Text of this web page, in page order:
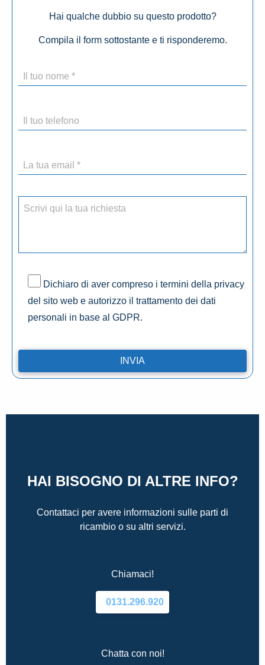
Hai qualche dubbio su questo prodotto?
Compila il form sottostante e ti risponderemo.
Dichiaro di aver compreso i termini della privacy
del sito web e autorizzo il trattamento dei dati
personali in base al GDPR.
HAI BISOGNO DI ALTRE INFO?
Contattaci per avere informazioni sulle parti di
ricambio o su altri servizi.
Chiamaci!
0131.296.920
Chatta con noi!